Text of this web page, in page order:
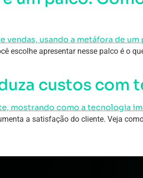
escolhe apresentar nesse palco é o
custos com
a satisfação do cliente. Veja